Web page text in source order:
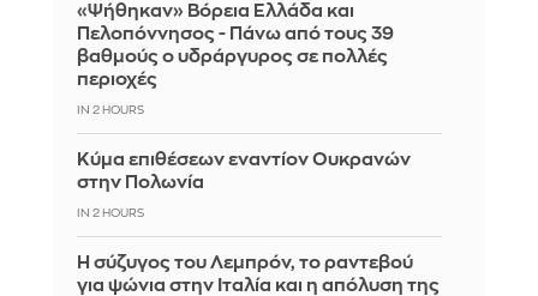
«Ψήθηκαν» Βόρεια Ελλάδα και
Πελοπόννησος - Πάνω από τους 39
βαθμούς ο υδράργυρος σε πολλές
περιοχές
IN 2 HOURS
Κύμα επιθέσεων εναντίον Ουκρανών
στην Πολωνία
IN 2 HOURS
Η σύζυγος του Λεμπρόν, το ραντεβού
για ψώνια στην Ιταλία και η απόλυση της